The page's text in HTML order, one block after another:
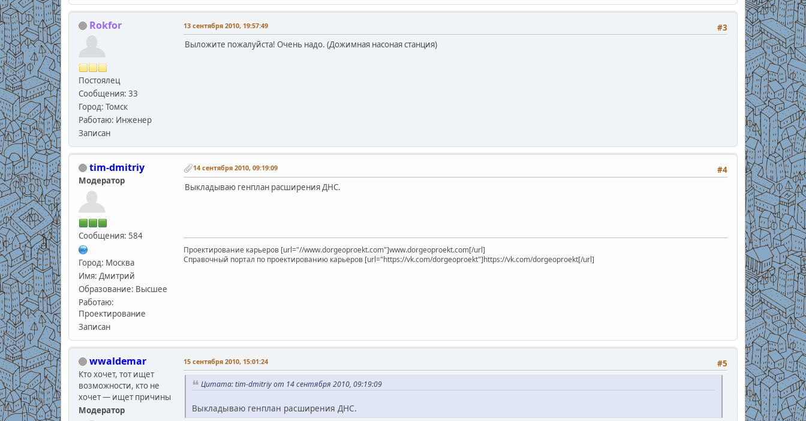
Rokfor
Постоялец
Сообщения: 33
Город: Томск
Работаю: Инженер
Записан
#3
13 сентября 2010, 19:57:49
Выложите пожалуйста! Очень надо. (Дожимная насоная станция)
tim-dmitriy
Модератор
Сообщения: 584
Город: Москва
Имя: Дмитрий
Образование: Высшее
Работаю:
Проектирование
Записан
#4
14 сентября 2010, 09:19:09
Выкладываю генплан расширения ДНС.
Проектирование карьеров [url="//www.dorgeoproekt.com"]www.dorgeoproekt.com[/url]
Справочный портал по проектированию карьеров [url="https://vk.com/dorgeoproekt"]https://vk.com/dorgeoproekt[/url]
wwaldemar
Кто хочет, тот ищет
возможности, кто не
хочет — ищет причины
Модератор
#5
15 сентября 2010, 15:01:24
Цитата: tim-dmitriy от 14 сентября 2010, 09:19:09
Выкладываю генплан расширения ДНС.